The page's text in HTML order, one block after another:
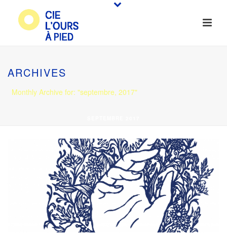
ARCHIVES
Monthly Archive for: "septembre, 2017"